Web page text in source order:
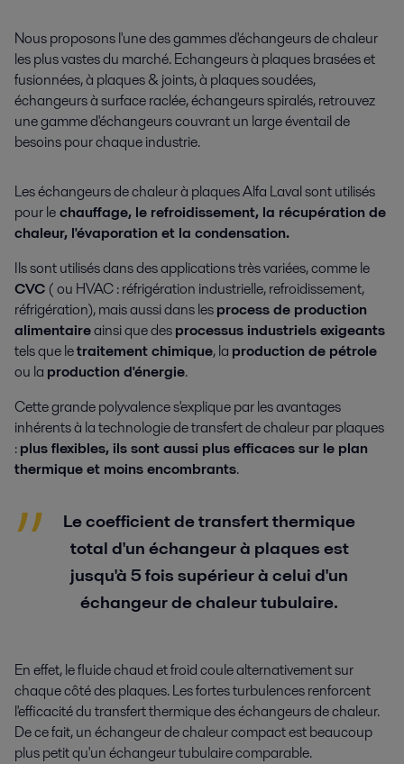
Nous proposons l'une des gammes d'échangeurs de chaleur
les plus vastes du marché. Echangeurs à plaques brasées et
fusionnées, à plaques & joints, à plaques soudées,
échangeurs à surface raclée, échangeurs spiralés, retrouvez
une gamme d'échangeurs couvrant un large éventail de
besoins pour chaque industrie.
Les échangeurs de chaleur à plaques Alfa Laval sont utilisés
pour lechauffage, le refroidissement, la récupération de
chaleur, l'évaporation et la condensation.
Ils sont utilisés dans des applications très variées, comme le
CVC ( ou HVAC : réfrigération industrielle, refroidissement,
réfrigération), mais aussi dans lesprocess de production
alimentaireainsi que desprocessus industriels exigeants
tels que letraitement chimique, la production de pétrole
ou la production d'énergie.
Cette grande polyvalence s'explique par les avantages
inhérents à la technologie de transfert de chaleur par plaques
:plus flexibles, ils sont aussi plus efficaces sur le plan
thermique et moins encombrants.
Le coefficient de transfert thermique
total d'un échangeur à plaques est
jusqu'à 5 fois supérieur à celui d'un
échangeur de chaleur tubulaire.
En effet, le fluide chaud et froid coule alternativement sur
chaque côté des plaques. Les fortes turbulences renforcent
l'efficacité du transfert thermique des échangeurs de chaleur.
De ce fait, un échangeur de chaleur compact est beaucoup
plus petit qu'un échangeur tubulaire comparable.